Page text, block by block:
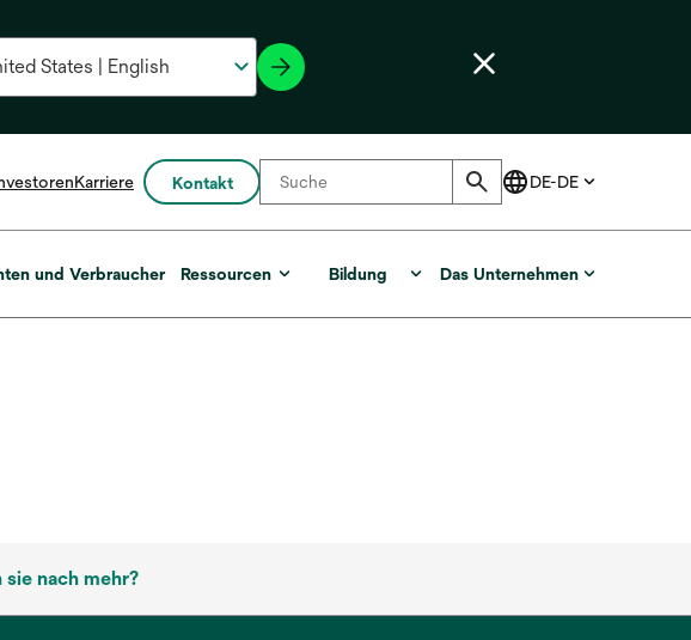
Karriere Kontakt
und Verbraucher Ressourcen Bildung Das Unternehmen
sie nach mehr?